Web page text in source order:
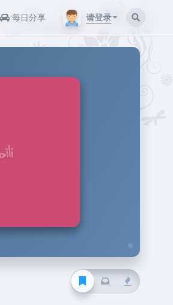
每日分享 请登录